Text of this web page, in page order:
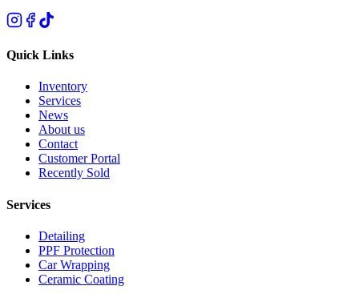
Quick Links
Inventory
Services
News
About us
Contact
Customer Portal
Recently Sold
Services
Detailing
PPF Protection
Car Wrapping
Ceramic Coating